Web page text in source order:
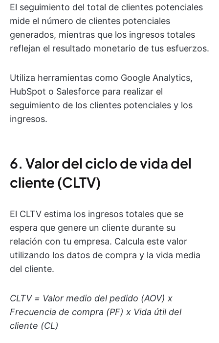
El seguimiento del total de clientes potenciales
mide el número de clientes potenciales
generados, mientras que los ingresos totales
reflejan el resultado monetario de tus esfuerzos.
Utiliza herramientas como Google Analytics,
HubSpot o Salesforce para realizar el
seguimiento de los clientes potenciales y los
ingresos.
6. Valor del ciclo de vida del
cliente (CLTV)
El CLTV estima los ingresos totales que se
espera que genere un cliente durante su
relación con tu empresa. Calcula este valor
utilizando los datos de compra y la vida media
del cliente.
CLTV = Valor medio del pedido (AOV) x
Frecuencia de compra (PF) x Vida útil del
cliente (CL)